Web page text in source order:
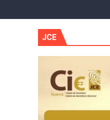
protegidas del país
impactados por
de Reforestación en
mercancías en lo que va
JCE